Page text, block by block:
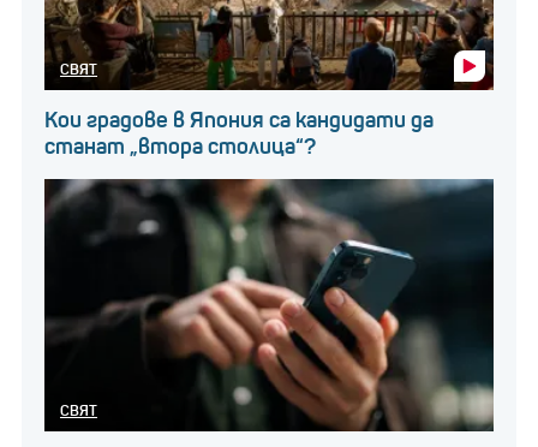
СВЯТ
Кои градове в Япония са кандидати да
станат „втора столица“?
СВЯТ